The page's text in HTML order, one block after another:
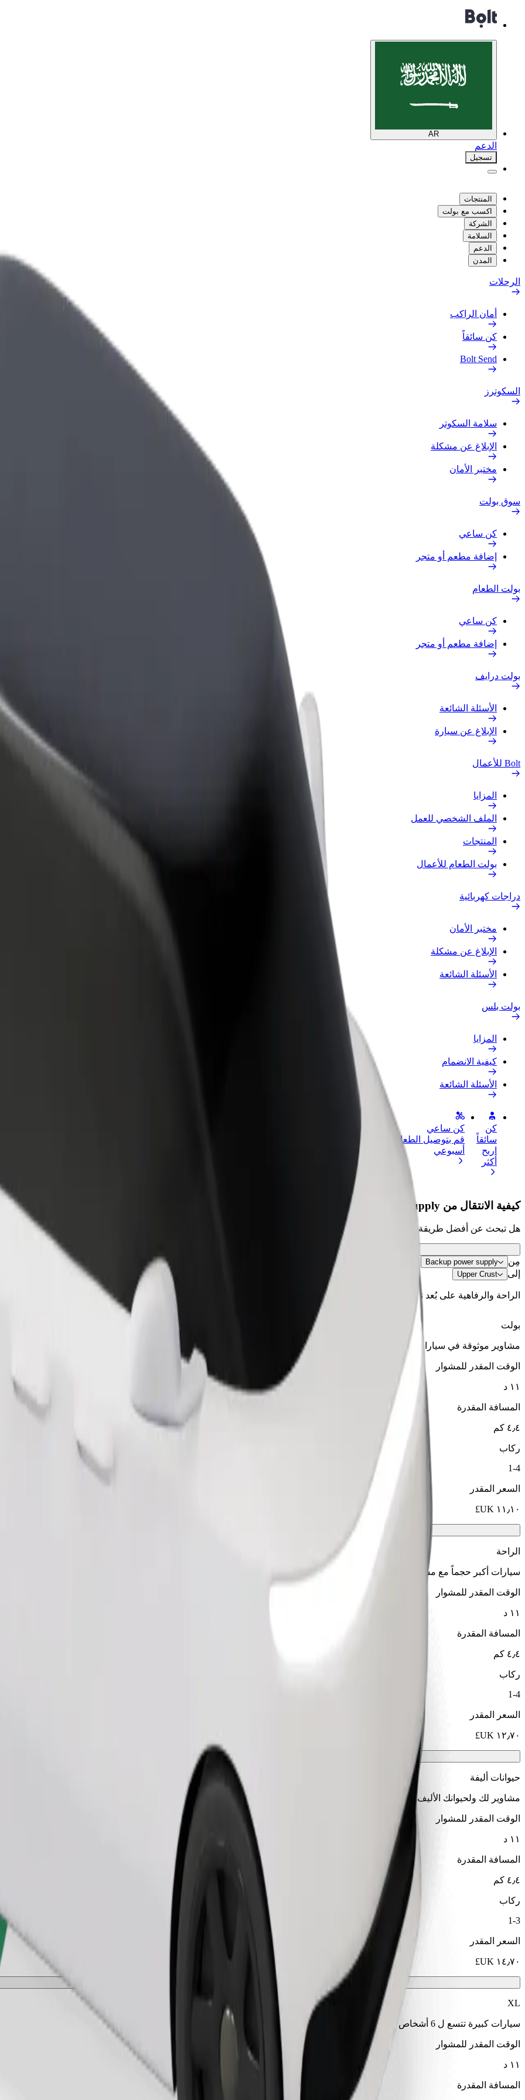
AR
الدعم
تسجيل
المنتجات
اكسب مع بولت
الشركة
السلامة
الدعم
المدن
الرحلات
أمان الراكب
كن سائقاً
Bolt Send
السكوترز
سلامة السكوتر
الإبلاغ عن مشكلة
مختبر الأمان
سوق بولت
كن ساعي
إضافة مطعم أو متجر
بولت الطعام
كن ساعي
إضافة مطعم أو متجر
بولت درايف
الأسئلة الشائعة
الإبلاغ عن سيارة
Bolt للأعمال
المزايا
الملف الشخصي للعمل
المنتجات
بولت الطعام للأعمال
دراجات كهربائية
مختبر الأمان
الإبلاغ عن مشكلة
الأسئلة الشائعة
بولت بلس
المزايا
كيفية الانضمام
الأسئلة الشائعة
كن
سائقاً
اربح
أكثر
كن ساعي
قم بتوصيل الطعام واحصل على أجر
أسبوعي
كيفية الانتقال من Backup power supply إلى Upper Crust
هل تبحث عن أفضل طريقة للانتقال من Backup power supply إلى Upper Crust؟ اطّلع على خدماتنا واختر الأنسب لمشوارك.
مِن Backup power supply
إلى Upper Crust
الراحة والرفاهية على بُعد نقرات فقط!
بولت
مشاوير موثوقة في سيارات متوسطة الحجم ويومية.
الوقت المقدر للمشوار
١١ د
المسافة المقدرة
٤٫٤ كم
ركاب
1-4
السعر المقدر
الراحة
سيارات أكبر حجماً مع مساحة أكبر للأرجل والتخزين
الوقت المقدر للمشوار
١١ د
المسافة المقدرة
٤٫٤ كم
ركاب
1-4
السعر المقدر
حيوانات أليفة
مشاوير لك ولحيوانك الأليف. يجب أن ترتدي الكلاب كمامة، وتحتاج الحيوانات الصغيرة إلى حامل، ويجب حماية المقاعد ببطانية أو وسادة.
الوقت المقدر للمشوار
١١ د
المسافة المقدرة
٤٫٤ كم
ركاب
1-3
السعر المقدر
XL
سيارات كبيرة تتسع ل 6 أشخاص
الوقت المقدر للمشوار
١١ د
المسافة المقدرة